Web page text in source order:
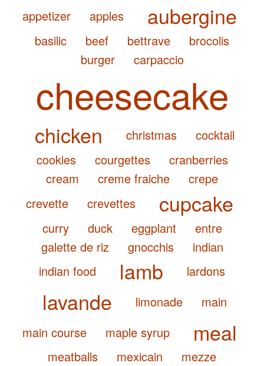
appetizer
apples aubergine
basilic beef bettrave
brocolis
burger
carpaccio
cheesecake
chicken christmas
cocktail
cookies
courgettes
cranberries
cream
creme fraiche
crepe
crevette
crevettes cupcake
curry duck eggplant
entre
galette de riz
gnocchis
indian
indian food
lamb lardons
lavande limonade
main
main course
maple syrup meal
meatballs mexicain
mezze